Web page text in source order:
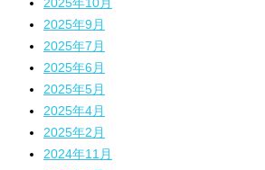
2025年9月
2025年7月
2025年6月
2025年5月
2025年4月
2025年2月
2024年11月